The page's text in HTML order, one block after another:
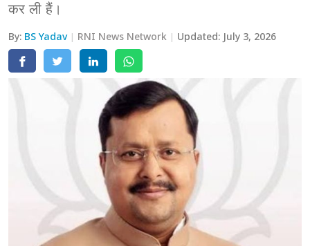
कर ली हैं।
By: BS Yadav RNI News Network Updated: July 3, 2026
मथुरा